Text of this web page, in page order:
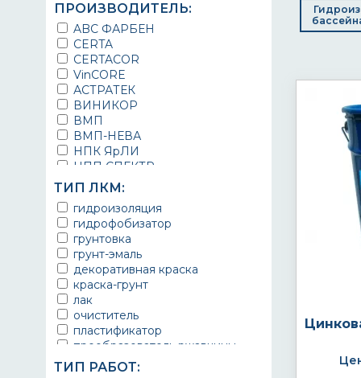
ПРОИЗВОДИТЕЛЬ:
ABC ФАРБЕН
CERTA
CERTACOR
VinCORE
АСТРАТЕК
ВИНИКОР
ВМП
ВМП-НЕВА
НПК ЯрЛИ
НПП СПЕКТР
НПФ ЭМАЛЬ
ТЕРМА
УРЕПЛЕН
ТИП ЛКМ:
гидроизоляция
гидрофобизатор
грунтовка
грунт-эмаль
декоративная краска
краска-грунт
лак
очиститель
пластификатор
преобразователь ржавчины
эмаль
ТИП РАБОТ: